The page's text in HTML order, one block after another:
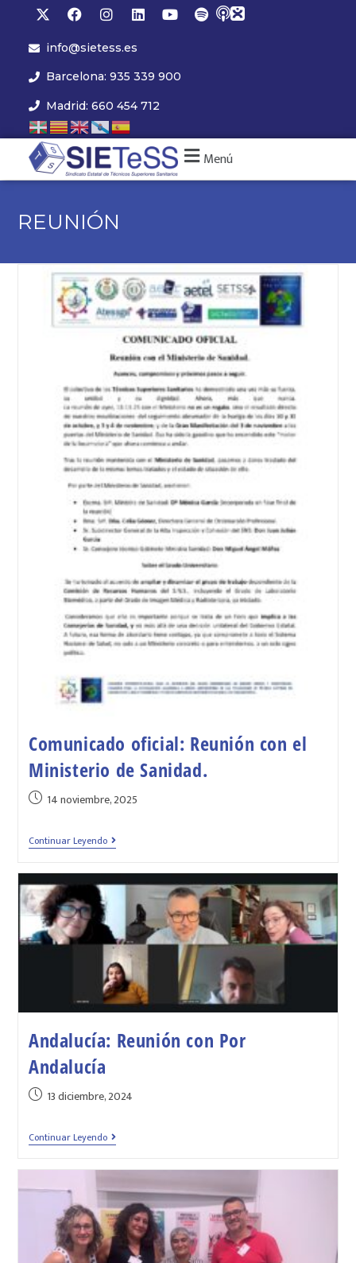
info@sietess.es
Barcelona: 935 339 900
Madrid: 660 454 712
Menú
REUNIÓN
Comunicado oficial: Reunión con el
Ministerio de Sanidad.
14 noviembre, 2025
Continuar Leyendo
Andalucía: Reunión con Por
Andalucía
13 diciembre, 2024
Continuar Leyendo